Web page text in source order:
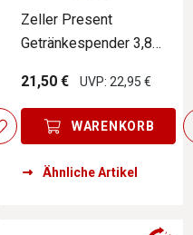
Zeller Present
Getränkespender 3,8
21,50 €
UVP: 22,95 €
WARENKORB
Ähnliche Artikel